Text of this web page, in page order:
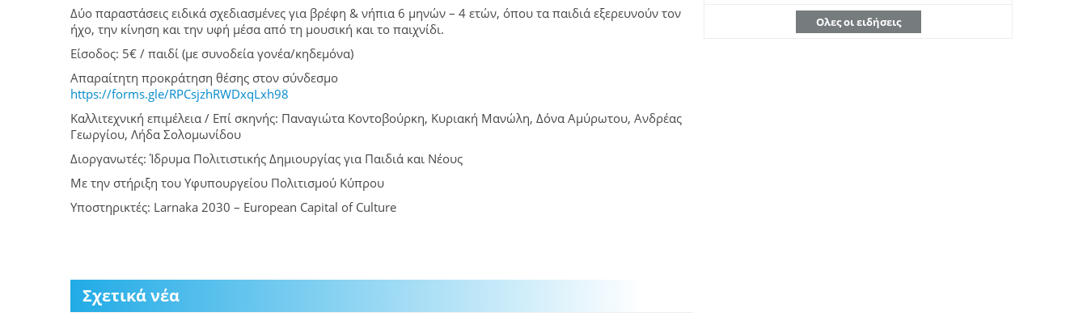
Δύο παραστάσεις ειδικά σχεδιασμένες για βρέφη & νήπια 6 μηνών – 4 ετών, όπου τα παιδιά εξερευνούν τον
ήχο, την κίνηση και την υφή μέσα από τη μουσική και το παιχνίδι.
Είσοδος: 5€ / παιδί (με συνοδεία γονέα/κηδεμόνα)
Απαραίτητη προκράτηση θέσης στον σύνδεσμο
https://forms.gle/RPCsjzhRWDxqLxh98
Καλλιτεχνική επιμέλεια / Επί σκηνής: Παναγιώτα Κοντοβούρκη, Κυριακή Μανώλη, Δόνα Αμύρωτου, Ανδρέας
Γεωργίου, Λήδα Σολομωνίδου
Διoργανωτές: Ίδρυμα Πολιτιστικής Δημιουργίας για Παιδιά και Νέους
Με την στήριξη του Υφυπουργείου Πολιτισμού Κύπρου
Υποστηρικτές: Larnaka 2030 – European Capital of Culture
Σχετικά νέα
Ολες οι ειδήσεις